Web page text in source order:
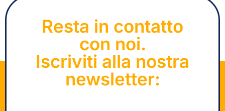
Resta in contatto
con noi.
Iscriviti alla nostra
newsletter: